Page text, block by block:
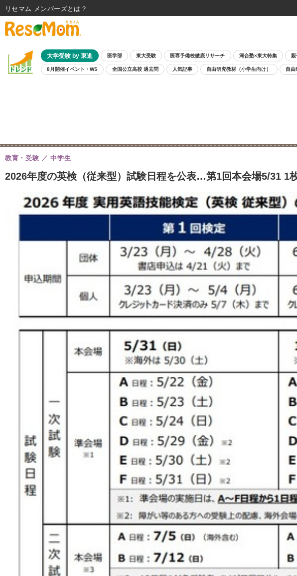
大学受験 by 東進 医学部 東大受験 医専予備校徹底リサーチ 河合塾×東大特集 親
8月開催イベント・WS 全国公立高校 過去問 人気記事 自由研究教材（小学生向け） 自由
2026年度の英検（従来型）試験日程を公表…第1回本会場5/31 1
教育・受験 中学生
リセマム メンバーズ